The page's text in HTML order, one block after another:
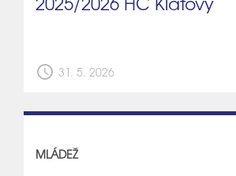
schedule 31. 5. 2026
MLÁDEŽ